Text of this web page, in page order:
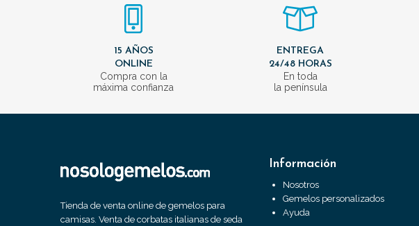
15 AÑOS
ONLINE
Compra con la
máxima confianza
ENTREGA
24/48 HORAS
En toda
la península
Tienda de venta online de gemelos para
camisas. Venta de corbatas italianas de seda
Información
Nosotros
Gemelos personalizados
Ayuda